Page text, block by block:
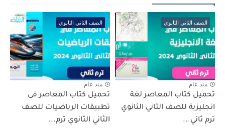
الصف الثاني الثانوي
منذ عام
تحميل كتاب المعاصر لغة
انجليزية للصف الثاني الثانوي
ترم ثاني...
الصف الثاني الثانوي
منذ عام
تحميل كتاب المعاصر فى
تطبيقات الرياضيات للصف
الثاني الثانوي ترم...